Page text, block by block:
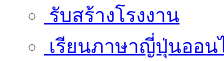
รับสร้างโรงงาน
เรียนภาษาญี่ปุ่นออน